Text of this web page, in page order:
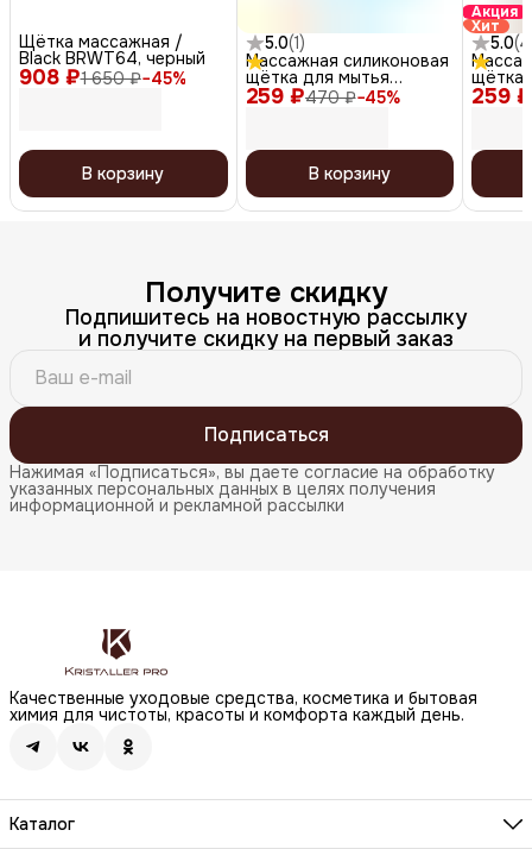
908 ₽1 650 ₽−45%
Щётка массажная /
Black BRWT64, черный
В корзину
5.0(1)
259 ₽470 ₽−45%
Массажная силиконовая
щётка для мытья
головы, синий
В корзину
Акция
Хит
5.0(4
259 ₽
щётка
Получите скидку
Подпишитесь на новостную рассылку
и получите скидку на первый заказ
Подписаться
Нажимая «Подписаться», вы даете согласие на обработку
указанных персональных данных в целях получения
информационной и рекламной рассылки
Качественные уходовые средства, косметика и бытовая
химия для чистоты, красоты и комфорта каждый день.
Каталог